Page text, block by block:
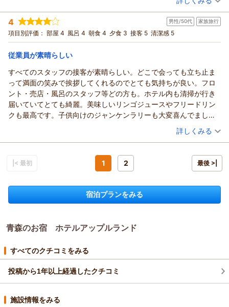
けたこと、大変嬉しく存じます。
お客様が館内でお過ごしになるひとときが、心地よくお寛ぎい
ただけるものとなるよう、私どもは笑顔やお声がけを大切にし
ております。その思いがみぃ様に届いたことを知り、スタッフ
一同大きな励みとなりました。
であり、今後のサービス向上への大きな力となります。
次回お越しいただく際には、今回以上にご満足いただけるおも
てなしでお迎えできるよう、努めてまいります。
またお越しいただける日を、心よりお待ちしております。
アップルおもてなし向上委員会
（返信日：2026/01/23）
投稿者： ヨッコさん(女性/50代)
宿泊プラン： 【青森県民限定】冬のあおたびキャンペーン特別宿泊プラン～
バイキング＜ダイニング星の金貨＞
和室 朝・夕
宿泊価格帯： 17,001～18,000円(大人一人あたり/税込)
ヨッコ様
この度は当ホテルをご利用いただき、また貴重なご意見をお寄
せいただきまして、誠にありがとうございます。
スタッフの挨拶につきまして「ほっこり」と感じていただけた
とのこと、大変嬉しく拝見いたしました。
また、ラウンジのりんごの蛇口や各種ドリンクもお楽しみいた
だけたようで、安心いたしました。
からりんごジュースが出る演出をはじめ、りんごを活かしたサ
ービスに特に力を入れております。
また、この季節はラウンジの窓から雪景色をご覧いただけ、夜
には一層趣が増し、この地域ならではの冬の魅力をお楽しみい
ただけます。
ていただき、誠にありがとうございます。
メニュー内容の見直しや季節ごとの入れ替えなど、改善に向け
て取り組んでまいります。
今後もよりご満足いただけるホテルを目指して努めてまいりま
すので、またぜひお越しくださいませ。
4 男性/50代 家族旅行
項目別評価： 部屋 4 風呂 4 朝食 4 夕食 3 接客 5 清潔感 5
従業員が素晴らしい
すべてのスタッフの接客が素晴らしい。どこで会っても立ち止ま
って満面の笑みで挨拶してくれるのでとても気持ちが良い。フロ
ント・売店・風呂のスタッフ等どの方も。ホテル内も清掃が行き
届いていてとても綺麗。美味しいリンゴジュースやフリードリン
クも最高です。子供向けのジャンケンラリーも大変喜んでまし
夕食のコストが抑えてあったのが少し残念ですが、トータルで満
（投稿日：2026/01/13）
宿泊時期： 2026年01月宿泊 (家族旅行)
宿泊プラン：
【冬の超得キャンペーン】期間限定！「ズワイガニ食べ放題
付」～バイキング＜ダイニング星の金貨＞
和室
青森のお宿 ホテルアップルランドからの返信
この度は当ホテルにご宿泊いただき、誠にありがとうございま
また、スタッフの接客につきましてお褒めのお言葉を頂戴し、
心より御礼申し上げます。スタッフ一同の大きな励みとなって
おります。
清掃やじゃんけんラリー、ぶなの森でのウエルカムリンクにつ
嬉しく思います。
詳しくみる
|< 最初 1 2 最後 >|
宿泊プランをみる
青森のお宿 ホテルアップルランド
すべてのクチコミをみる
投稿から1年以上経過したクチコミ
施設情報をみる